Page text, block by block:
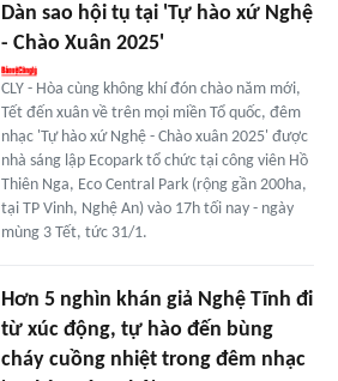
Dàn sao hội tụ tại 'Tự hào xứ Nghệ
- Chào Xuân 2025'
CLY - Hòa cùng không khí đón chào năm mới,
Tết đến xuân về trên mọi miền Tổ quốc, đêm
nhạc 'Tự hào xứ Nghệ - Chào xuân 2025' được
nhà sáng lập Ecopark tổ chức tại công viên Hồ
Thiên Nga, Eco Central Park (rộng gần 200ha,
tại TP Vinh, Nghệ An) vào 17h tối nay - ngày
mùng 3 Tết, tức 31/1.
Hơn 5 nghìn khán giả Nghệ Tĩnh đi
từ xúc động, tự hào đến bùng
cháy cuồng nhiệt trong đêm nhạc